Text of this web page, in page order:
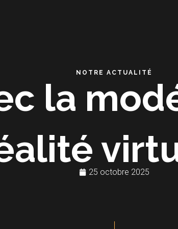
NOTRE ACTUALITÉ
la
25 octobre 2025